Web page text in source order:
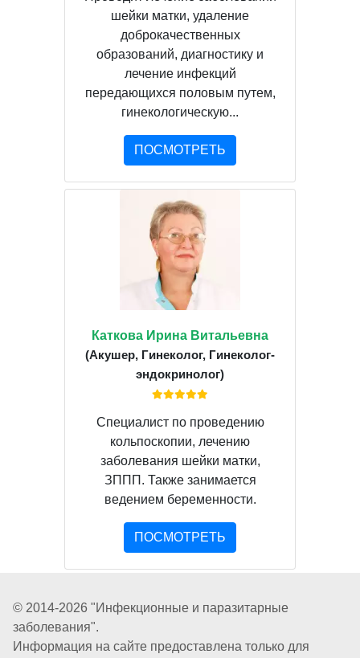
шейки матки, удаление
доброкачественных
образований, диагностику и
лечение инфекций
передающихся половым путем,
гинекологическую...
ПОСМОТРЕТЬ
Каткова Ирина Витальевна
(Акушер, Гинеколог, Гинеколог-
эндокринолог)
Специалист по проведению
кольпоскопии, лечению
заболевания шейки матки,
ЗППП. Также занимается
ведением беременности.
ПОСМОТРЕТЬ
© 2014-2026 "Инфекционные и паразитарные
заболевания".
Информация на сайте предоставлена только для